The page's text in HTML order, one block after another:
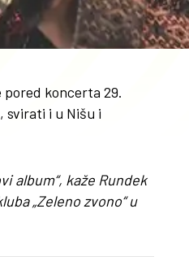
koncerta 29.
svirati i u Nišu i
album“, kaže Rundek
„Zeleno zvono“ u